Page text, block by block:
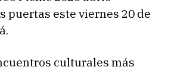
puertas este viernes 20 de
culturales más